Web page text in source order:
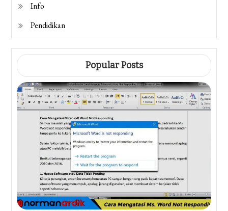
Info
Pendidikan
Popular Posts